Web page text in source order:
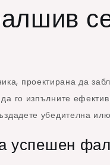
проектирана да
го изпълните
убедителна
успешен